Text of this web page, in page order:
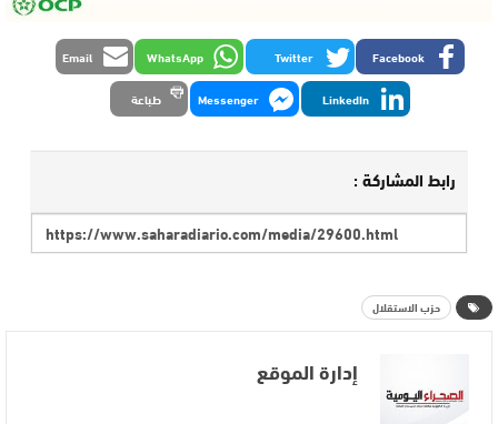
Facebook
Twitter
WhatsApp
Email
LinkedIn
Messenger طباعة
رابط المشاركة :
حزب الاستقلال
إدارة الموقع